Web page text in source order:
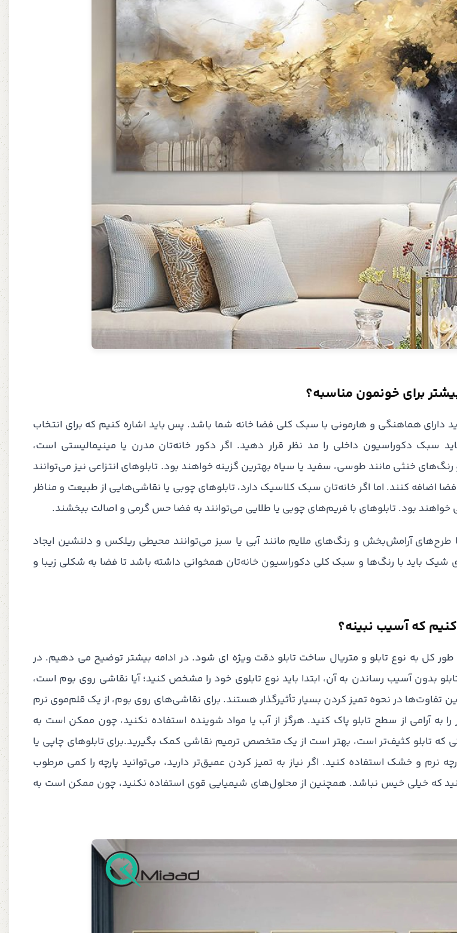
دارای هماهنگی و هارمونی با سبک کلی فضا خانه شما باشد. پس باید اشاره کنیم که برای انتخاب
سبک دکوراسیون داخلی را مد نظر قرار دهید. اگر دکور خانه‌تان مدرن یا مینیمالیستی است،
خنثی مانند طوسی، سفید یا سیاه بهترین گزینه خواهند بود. تابلوهای انتزاعی نیز می‌توانند
اضافه کنند. اما اگر خانه‌تان سبک کلاسیک دارد، تابلوهای چوبی یا نقاشی‌هایی از طبیعت و مناظر
بود. تابلوهای با فریم‌های چوبی یا طلایی می‌توانند به فضا حس گرمی و اصالت ببخشند.
طرح‌های آرامش‌بخش و رنگ‌های ملایم مانند آبی یا سبز می‌توانند محیطی ریلکس و دلنشین ایجاد
شیک باید با رنگ‌ها و سبک کلی دکوراسیون خانه‌تان همخوانی داشته باشد تا فضا به شکلی زیبا و
کل به نوع تابلو و متریال ساخت تابلو دقت ویژه ای شود. در ادامه بیشتر توضیح می دهیم. در
بدون آسیب رساندن به آن، ابتدا باید نوع تابلوی خود را مشخص کنید؛ آیا نقاشی روی بوم است،
تفاوت‌ها در نحوه تمیز کردن بسیار تأثیرگذار هستند. برای نقاشی‌های روی بوم، از یک قلم‌موی نرم
را به آرامی از سطح تابلو پاک کنید. هرگز از آب یا مواد شوینده استفاده نکنید، چون ممکن است به
که تابلو کثیف‌تر است، بهتر است از یک متخصص ترمیم نقاشی کمک بگیرید.برای تابلوهای چاپی یا
نرم و خشک استفاده کنید. اگر نیاز به تمیز کردن عمیق‌تر دارید، می‌توانید پارچه را کمی مرطوب
که خیلی خیس نباشد. همچنین از محلول‌های شیمیایی قوی استفاده نکنید، چون ممکن است به